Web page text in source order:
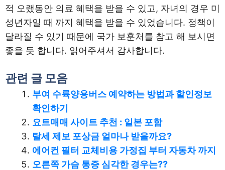
적 오랬동안 의료 혜택을 받을 수 있고, 자녀의 경우 미
성년자일 때 까지 혜택을 받을 수 있었습니다. 정책이
달라질 수 있기 때문에 국가 보훈처를 참고 해 보시면
좋을 듯 합니다. 읽어주셔서 감사합니다.
관련 글 모음
부여 수륙양용버스 예약하는 방법과 할인정보
확인하기
요트매매 사이트 추천 : 일본 포함
탈세 제보 포상금 얼마나 받을까요?
에어컨 필터 교체비용 가정집 부터 자동차 까지
오른쪽 가슴 통증 심각한 경우는??